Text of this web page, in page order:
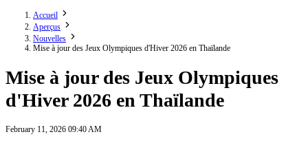
Accueil
Aperçus
Nouvelles
Mise à jour des Jeux Olympiques d'Hiver 2026 en Thaïlande
Mise à jour des Jeux Olympiques
d'Hiver 2026 en Thaïlande
February 11, 2026 09:40 AM